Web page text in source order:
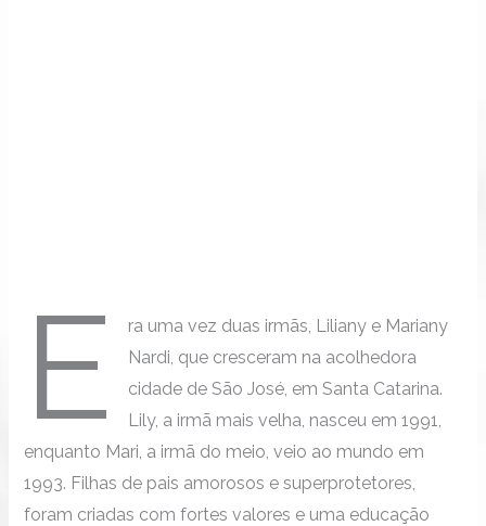
E
ra uma vez duas irmãs, Liliany e Mariany
Nardi, que cresceram na acolhedora
cidade de São José, em Santa Catarina.
Lily, a irmã mais velha, nasceu em 1991,
enquanto Mari, a irmã do meio, veio ao mundo em
1993. Filhas de pais amorosos e superprotetores,
foram criadas com fortes valores e uma educação